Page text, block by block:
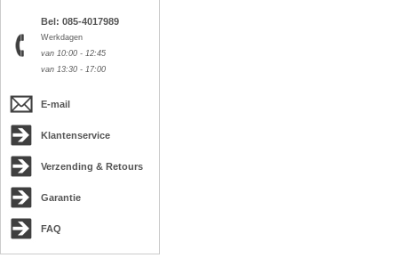
Bel: 085-4017989
Werkdagen
van 10:00 - 12:45
van 13:30 - 17:00
E-mail
Klantenservice
Verzending & Retours
Garantie
FAQ